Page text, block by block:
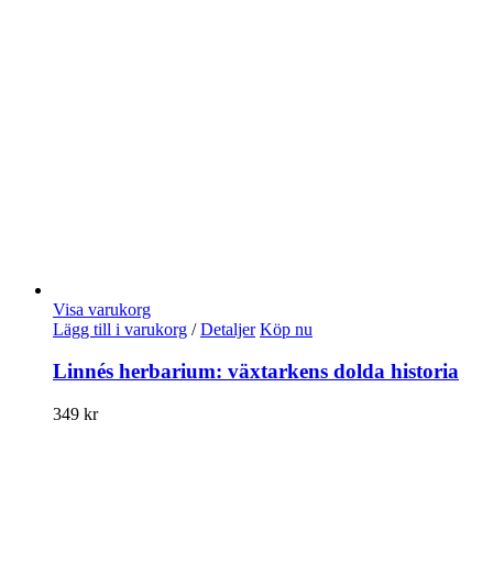
Visa varukorg
Lägg till i varukorg / Detaljer Köp nu
Linnés herbarium: växtarkens dolda historia
349 kr